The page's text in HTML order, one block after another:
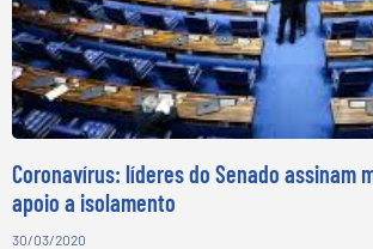
Coronavírus: líderes do Senado assinam
apoio a isolamento
30/03/2020